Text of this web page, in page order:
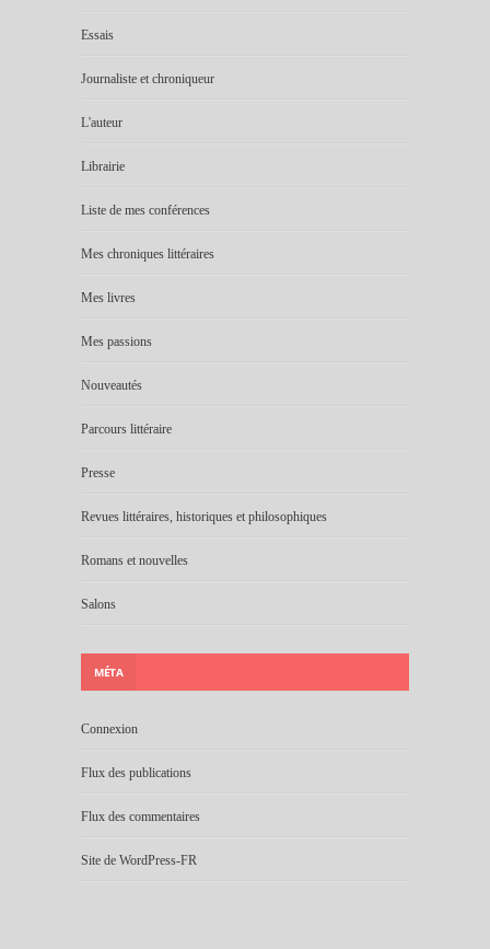
Essais
Journaliste et chroniqueur
L'auteur
Librairie
Liste de mes conférences
Mes chroniques littéraires
Mes livres
Mes passions
Nouveautés
Parcours littéraire
Presse
Revues littéraires, historiques et philosophiques
Romans et nouvelles
Salons
MÉTA
Connexion
Flux des publications
Flux des commentaires
Site de WordPress-FR